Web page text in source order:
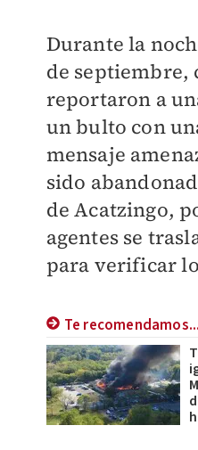
Durante la
de septiembre,
reportaron a
un bulto con
mensaje
sido
de Acatzingo,
agentes se
para verificar
Te recomendamos...